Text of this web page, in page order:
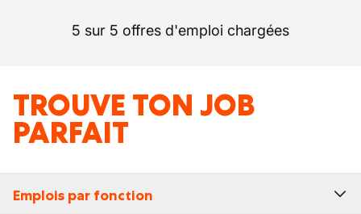
5 sur 5 offres d'emploi chargées
TROUVE TON JOB
PARFAIT
Emplois par fonction